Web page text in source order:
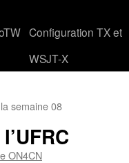
Configuration TX et
WSJT-X
semaine 08
ON4CN